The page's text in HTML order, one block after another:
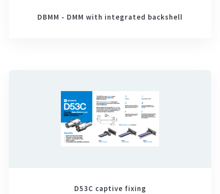
DBMM - DMM with integrated backshell
D53C captive fixing